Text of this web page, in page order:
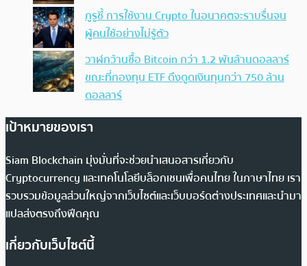
กูรูชี้ การใช้งาน Crypto ในอนาคตจะราบรื่นจน
ผู้คนใช้อย่างไม่รู้ตัว
วาฬกว้านซื้อ Bitcoin กว่า 1.2 พันล้านดอลลาร์
ขณะที่กองทุน ETF ดึงดูดเงินทุนกว่า 750 ล้าน
ดอลลาร์
เป้าหมายของเรา
Siam Blockchain มุ่งมั่นที่จะช่วยนำเสนอสารเกี่ยวกับ
Cryptocurrency และเทคโนโลยีบล็อกเชนเพื่อคนไทย ในภาษาไทย เรา
รวบรวมข้อมูลส่วนใหญ่จากเว็บไซต์และเว็บบอร์ดต่างประเทศและนำมา
แปลส่งตรงถึงฟีดคุณ
เกี่ยวกับเว็บไซต์นี้